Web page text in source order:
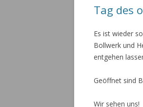
Tag des
Es ist wieder
Bollwerk und
entgehen
Geöffnet sind
Wir sehen uns!